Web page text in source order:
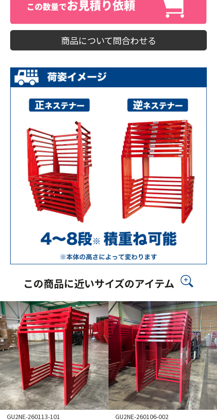
商品について問合わせる
この商品に近いサイズのアイテム
GU2NE-260113-101 GU2NE-260106-002